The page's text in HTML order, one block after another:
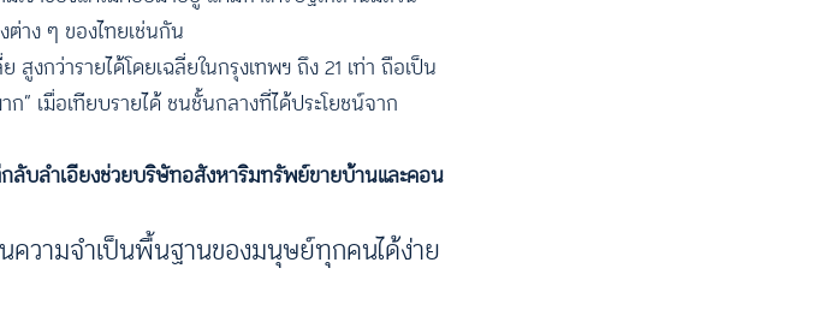
าง ๆ ของไทยเช่นกัน
งกว่ารายได้โดยเฉลี่ยในกรุงเทพฯ ถึง 21 เท่า ถือเป็น
” เมื่อเทียบรายได้ ชนชั้นกลางที่ได้ประโยชน์จาก
บลำเอียงช่วยบริษัทอสังหาริมทรัพย์ขายบ้านและคอน
ความจำเป็นพื้นฐานของมนุษย์ทุกคนได้ง่าย